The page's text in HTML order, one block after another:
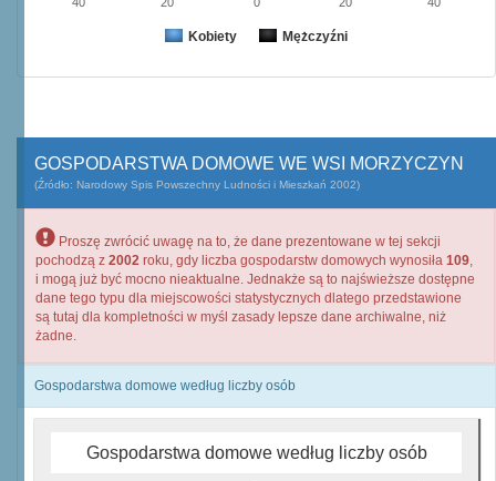
Kobiety Mężczyźni
GOSPODARSTWA DOMOWE WE WSI MORZYCZYN
(Źródło: Narodowy Spis Powszechny Ludności i Mieszkań 2002)
Proszę zwrócić uwagę na to, że dane prezentowane w tej sekcji
pochodzą z 2002 roku, gdy liczba gospodarstw domowych wynosiła 109,
i mogą już być mocno nieaktualne. Jednakże są to najświeższe dostępne
dane tego typu dla miejscowości statystycznych dlatego przedstawione
są tutaj dla kompletności w myśl zasady lepsze dane archiwalne, niż
żadne.
Gospodarstwa domowe według liczby osób
Gospodarstwa domowe według liczby osób